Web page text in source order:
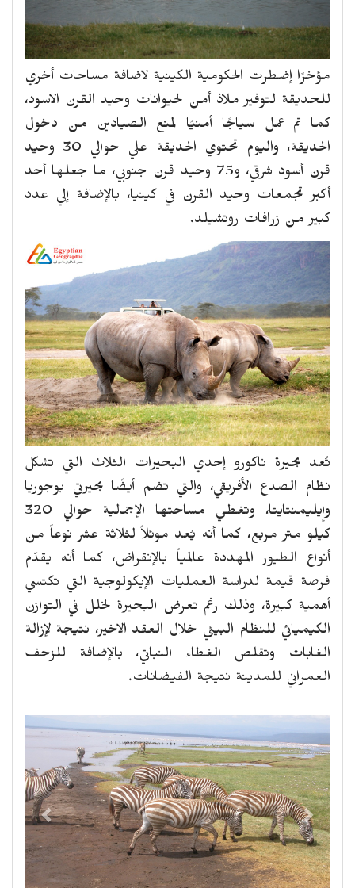
مؤخرًا إضطرت الحكومية الكينية لاضافة مساحات أخري
للحديقة لتوفير ملاذ أمن لحيوانات وحيد القرن الاسود،
كما تم عمل سياجًا أمنيًا لمنع الصيادين من دخول
الحديقة، واليوم تحتوي الحديقة علي حوالي 30 وحيد
قرن أسود شرقي، و75 وحيد قرن جنوبي، ما جعلها أحد
أكبر تجمعات وحيد القرن في كينيا، بالإضافة إلي عدد
كبير من زرافات روتشيلد.
تُعد بحيرة ناكورو إحدي البحيرات الثلاث التي تشكل
نظام الصدع الأفريقي، والتي تضم أيضًا بحيرتي بوجوريا
وإيليمنتايتا، وتغطي مساحتها الإجمالية حوالي 320
كيلو متر مربع، كما أنه يُعد موئلاً لثلاثة عشر نوعاً من
أنواع الطيور المهددة عالمياً بالإنقراض، كما أنه يقدّم
فرصة قيمة لدراسة العمليات الإيكولوجية التي تكتسي
أهمية كبيرة، وذلك رغم تعرض البحيرة لخلل في التوازن
الكيميائي للنظام البيئي خلال العقد الاخير، نتيجة لإزالة
الغابات وتقلص الغطاء النباتي، بالإضافة للزحف
العمراني للمدينة نتيجة الفيضانات.
Next